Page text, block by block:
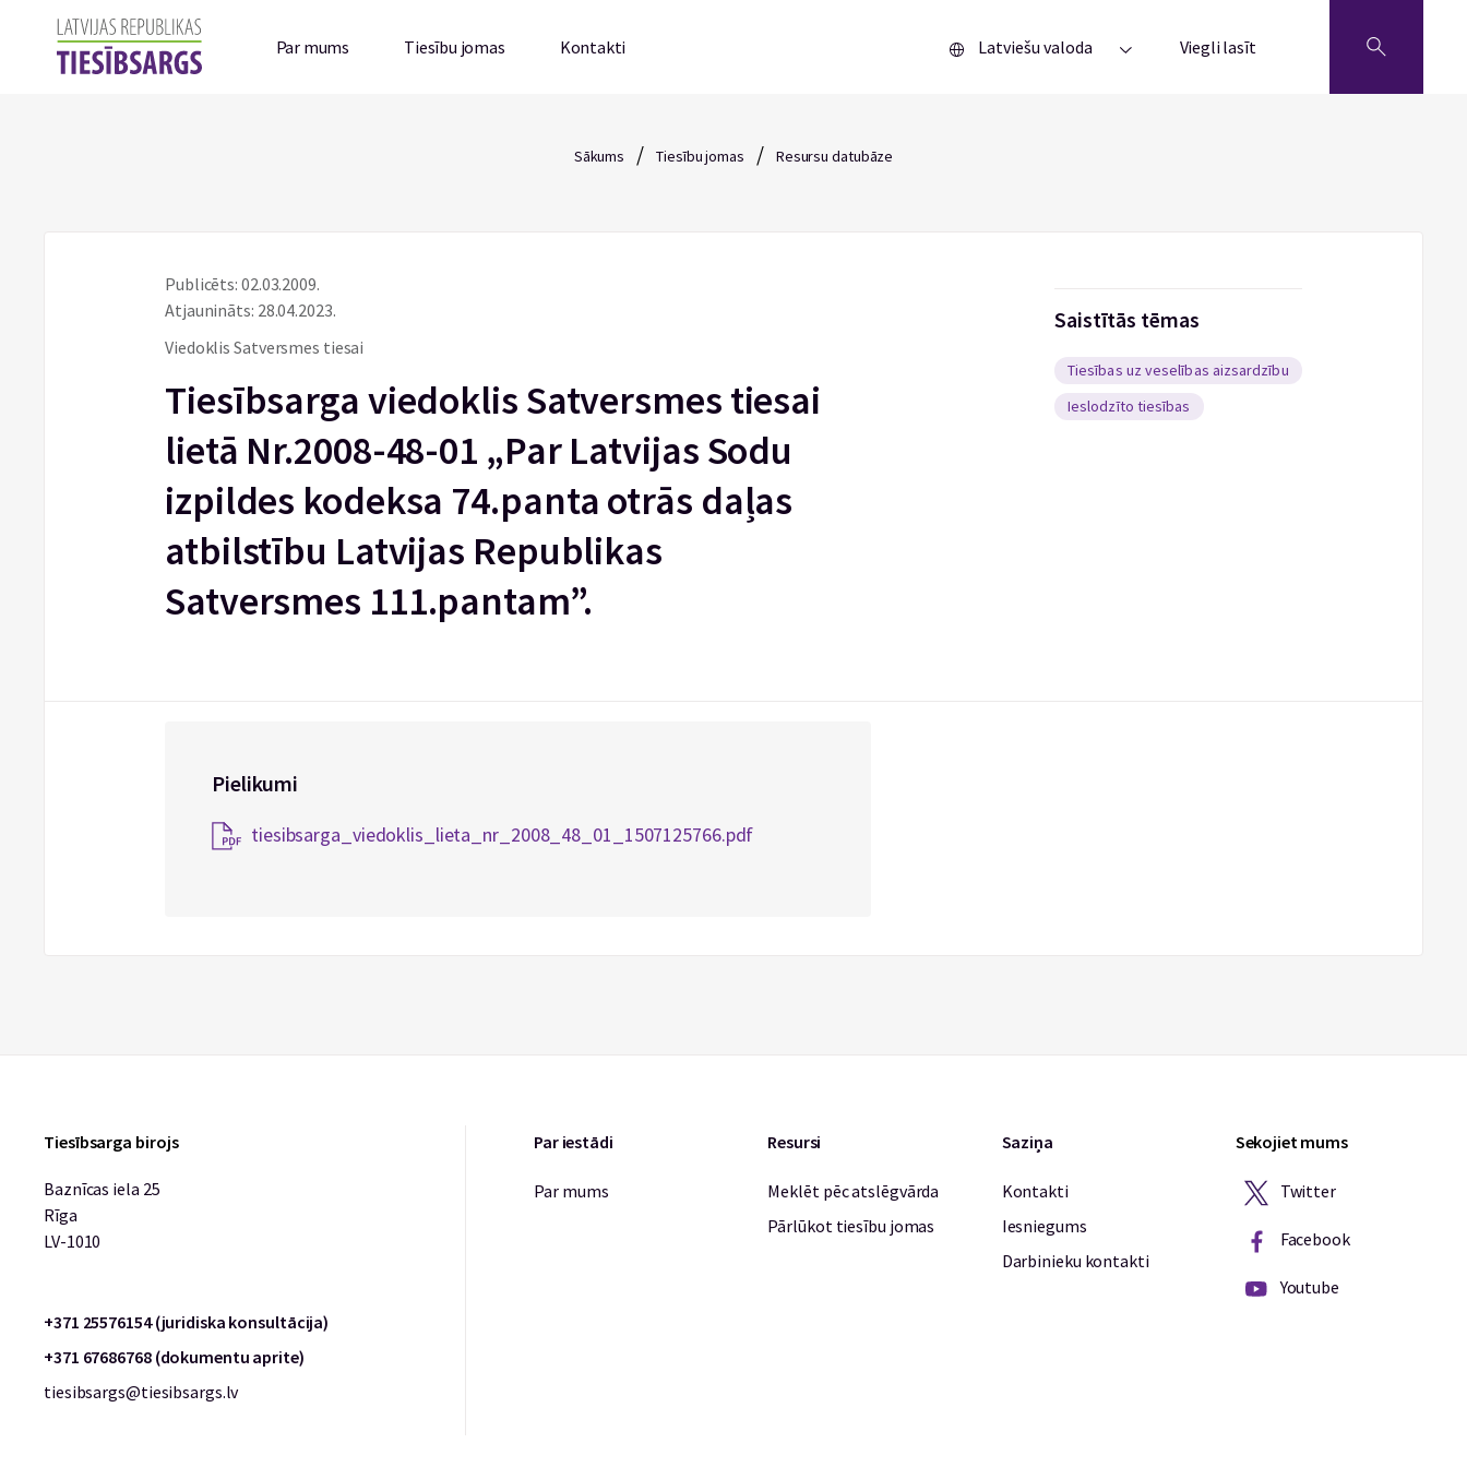
Par mums Tiesību jomas Kontakti Latviešu valoda Viegli lasīt
Sākums / Tiesību jomas / Resursu datubāze
Publicēts: 02.03.2009.
Atjaunināts: 28.04.2023.
Viedoklis Satversmes tiesai
Tiesībsarga viedoklis Satversmes tiesai
lietā Nr.2008-48-01 „Par Latvijas Sodu
izpildes kodeksa 74.panta otrās daļas
atbilstību Latvijas Republikas
Satversmes 111.pantam”.
Saistītās tēmas
Tiesības uz veselības aizsardzību
Ieslodzīto tiesības
Pielikumi
tiesibsarga_viedoklis_lieta_nr_2008_48_01_1507125766.pdf
Tiesībsarga birojs
Baznīcas iela 25
Rīga
LV-1010
+371 25576154 (juridiska konsultācija)
+371 67686768 (dokumentu aprite)
tiesibsargs@tiesibsargs.lv
Par iestādi
Par mums
Resursi
Meklēt pēc atslēgvārda
Pārlūkot tiesību jomas
Saziņa
Kontakti
Iesniegums
Darbinieku kontakti
Sekojiet mums
Twitter
Facebook
Youtube